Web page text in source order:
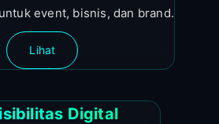
event, bisnis, dan brand.
Lihat
Digital